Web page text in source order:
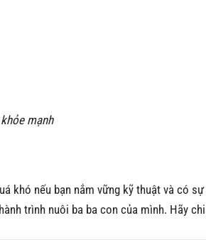
mạnh
khó nếu bạn nắm vững kỹ thuật và có
trình nuôi ba ba con của mình. Hãy